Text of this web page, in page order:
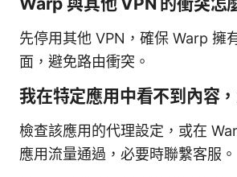
先停用其他 VPN，確保 Warp 擁
面，避免路由衝突。
我在特定應用中看不到內容
檢查該應用的代理設定，或在
應用流量通過，必要時聯繫客服。